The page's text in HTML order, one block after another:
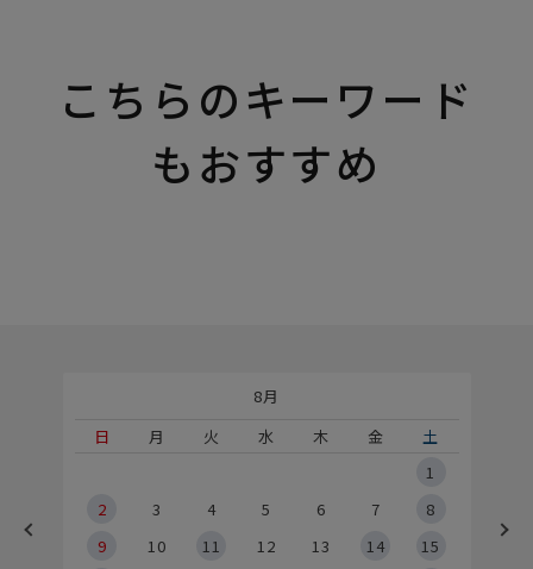
こちらのキーワード
もおすすめ
8月
日
月 火 水 木 金
土
1
2
3 4 5 6 7
8
9
10 11 12 13 14
15